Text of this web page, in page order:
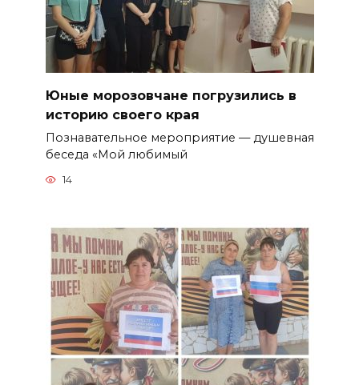
Юные морозовчане погрузились в
историю своего края
Познавательное мероприятие — душевная
беседа «Мой любимый
14